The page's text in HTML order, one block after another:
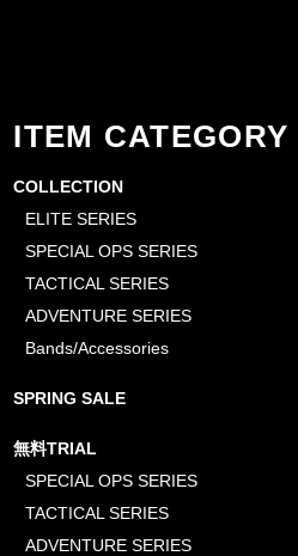
ITEM CATEGORY
COLLECTION
ELITE SERIES
SPECIAL OPS SERIES
TACTICAL SERIES
ADVENTURE SERIES
Bands/Accessories
SPRING SALE
無料TRIAL
SPECIAL OPS SERIES
TACTICAL SERIES
ADVENTURE SERIES